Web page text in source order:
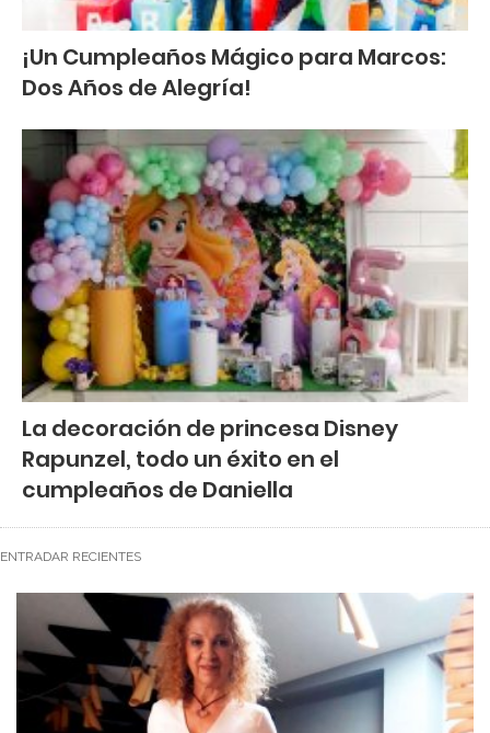
¡Un Cumpleaños Mágico para Marcos:
Dos Años de Alegría!
La decoración de princesa Disney
Rapunzel, todo un éxito en el
cumpleaños de Daniella
ENTRADAR RECIENTES